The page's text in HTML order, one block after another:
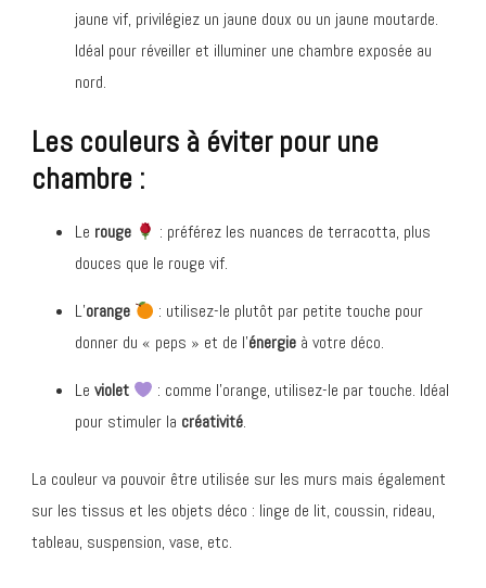
jaune vif, privilégiez un jaune doux ou un jaune moutarde.
Idéal pour réveiller et illuminer une chambre exposée au
nord.
Les couleurs à éviter pour une
chambre :
Le rouge
: préférez les nuances de terracotta, plus
douces que le rouge vif.
L’orange
: utilisez-le plutôt par petite touche pour
donner du « peps » et de l’énergie à votre déco.
Le violet
: comme l’orange, utilisez-le par touche. Idéal
pour stimuler la créativité.
La couleur va pouvoir être utilisée sur les murs mais également
sur les tissus et les objets déco : linge de lit, coussin, rideau,
tableau, suspension, vase, etc.